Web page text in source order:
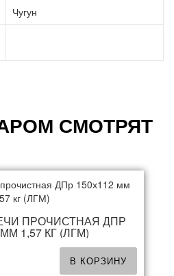
Чугун
СМОТРЯТ
ПРОЧИСТНАЯ ДПР
1,57 КГ (ЛГМ)
В КОРЗИНУ